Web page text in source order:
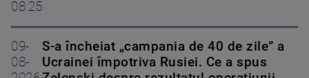
08:25
09-
08-
S-a încheiat „campania de 40 de zile” a
Ucrainei împotriva Rusiei. Ce a spus